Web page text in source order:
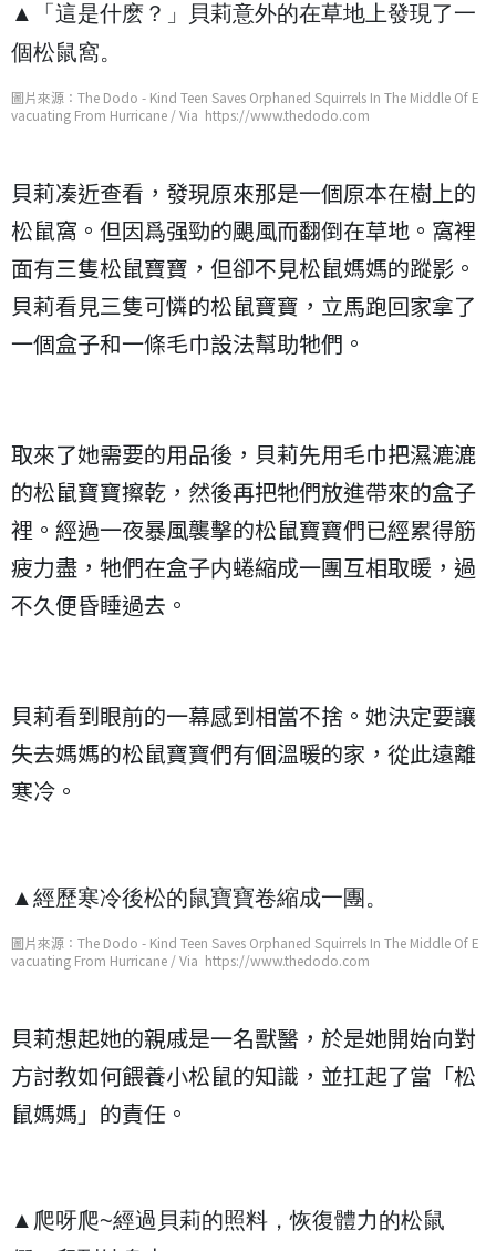
▲「這是什麽？」貝莉意外的在草地上發現了一
個松鼠窩。
圖片來源：The Dodo - Kind Teen Saves Orphaned Squirrels In The Middle Of E
vacuating From Hurricane / Via https://www.thedodo.com
貝莉凑近查看，發現原來那是一個原本在樹上的
松鼠窩。但因爲强勁的颶風而翻倒在草地。窩裡
面有三隻松鼠寶寶，但卻不見松鼠媽媽的蹤影。
貝莉看見三隻可憐的松鼠寶寶，立馬跑回家拿了
一個盒子和一條毛巾設法幫助牠們。
取來了她需要的用品後，貝莉先用毛巾把濕漉漉
的松鼠寶寶擦乾，然後再把牠們放進帶來的盒子
裡。經過一夜暴風襲擊的松鼠寶寶們已經累得筋
疲力盡，牠們在盒子内蜷縮成一團互相取暖，過
不久便昏睡過去。
貝莉看到眼前的一幕感到相當不捨。她決定要讓
失去媽媽的松鼠寶寶們有個溫暖的家，從此遠離
寒冷。
▲經歷寒冷後松的鼠寶寶卷縮成一團。
圖片來源：The Dodo - Kind Teen Saves Orphaned Squirrels In The Middle Of E
vacuating From Hurricane / Via https://www.thedodo.com
貝莉想起她的親戚是一名獸醫，於是她開始向對
方討教如何餵養小松鼠的知識，並扛起了當「松
鼠媽媽」的責任。
▲爬呀爬~經過貝莉的照料，恢復體力的松鼠